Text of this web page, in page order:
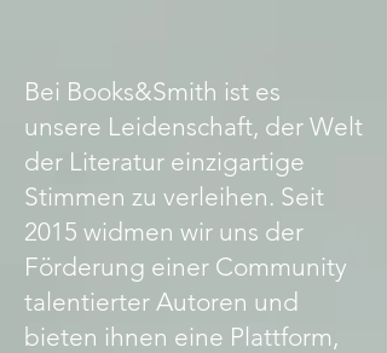
Verschwinden hebt die Pluralstimme
des Dichters sie hervor; Dasselbe
macht er mit dem Vermächtnis der
Verstorbenen und Anwesenden, die
zum schlimmsten Tod verurteilt sind:
dem Tod des Vergessens.
Bei Books&Smith ist es
unsere Leidenschaft, der Welt
der Literatur einzigartige
Stimmen zu verleihen. Seit
2015 widmen wir uns der
Förderung einer Community
talentierter Autoren und
bieten ihnen eine Plattform,